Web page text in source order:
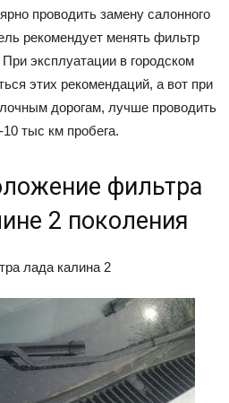
проводить замену салонного
рекомендует менять фильтр
эксплуатации в городском
этих рекомендаций, а вот при
дорогам, лучше проводить
тыс км пробега.
фильтра
2 поколения